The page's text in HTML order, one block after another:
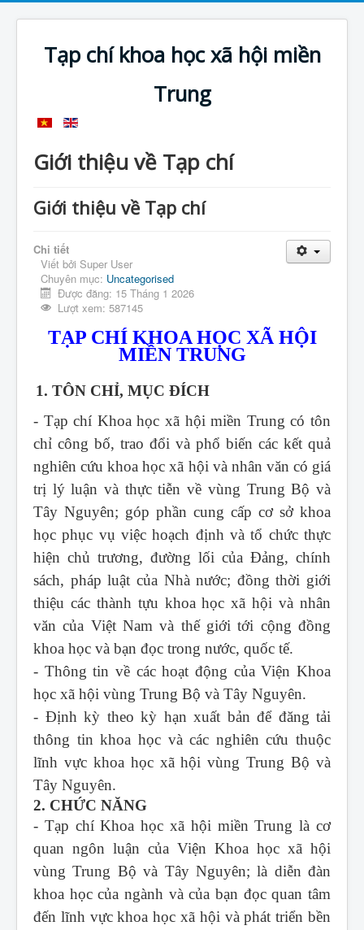
Tạp chí khoa học xã hội miền
Trung
Giới thiệu về Tạp chí
Giới thiệu về Tạp chí
Chi tiết
Viết bởi Super User
Chuyên mục: Uncategorised
Được đăng: 15 Tháng 1 2026
Lượt xem: 587145
TẠP CHÍ KHOA HỌC XÃ HỘI
MIỀN TRUNG
1. TÔN CHỈ, MỤC ĐÍCH
- Tạp chí Khoa học xã hội miền Trung có tôn
chỉ công bố, trao đổi và phổ biến các kết quả
nghiên cứu khoa học xã hội và nhân văn có giá
trị lý luận và thực tiễn về vùng Trung Bộ và
Tây Nguyên; góp phần cung cấp cơ sở khoa
học phục vụ việc hoạch định và tổ chức thực
hiện chủ trương, đường lối của Đảng, chính
sách, pháp luật của Nhà nước; đồng thời giới
thiệu các thành tựu khoa học xã hội và nhân
văn của Việt Nam và thế giới tới cộng đồng
khoa học và bạn đọc trong nước, quốc tế.
- Thông tin về các hoạt động của Viện Khoa
học xã hội vùng Trung Bộ và Tây Nguyên.
- Định kỳ theo kỳ hạn xuất bản để đăng tải
thông tin khoa học và các nghiên cứu thuộc
lĩnh vực khoa học xã hội vùng Trung Bộ và
Tây Nguyên.
2. CHỨC NĂNG
- Tạp chí Khoa học xã hội miền Trung là cơ
quan ngôn luận của Viện Khoa học xã hội
vùng Trung Bộ và Tây Nguyên; là diễn đàn
khoa học của ngành và của bạn đọc quan tâm
đến lĩnh vực khoa học xã hội và phát triển bền